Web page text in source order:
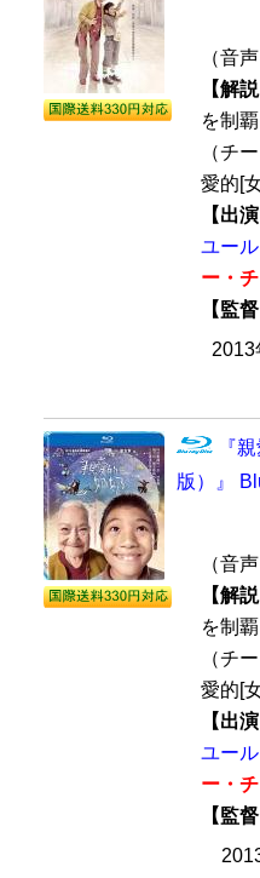
（音
【解説
を制
（チ
愛的[
【出演
ユール
ー・チ
【監督
2013
『
版）』
（音
【解説
を制
（チ
愛的[
【出演
ユール
ー・チ
【監督